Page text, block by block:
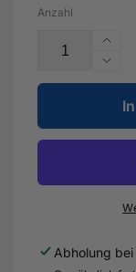
Anzahl
die
für
TS-
1
mit
die
für
TS-
Abholung bei